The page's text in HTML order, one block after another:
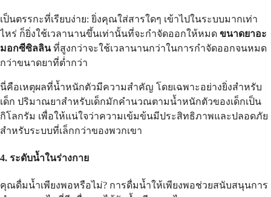
เป็นตรรกะที่เรียบง่าย: ยิ่งคุณใส่สารใดๆ เข้าไปในระบบมากเท่า
ไหร่ ก็ยิ่งใช้เวลานานขึ้นเท่านั้นที่จะกำจัดออกให้หมด ขนาดยาอะ
มอกซีซิลลินที่สูงกว่าจะใช้เวลานานกว่าในการกำจัดออกจนหมด
กว่าขนาดยาที่ต่ำกว่า
นี่คือเหตุผลที่น้ำหนักตัวมีความสำคัญ โดยเฉพาะอย่างยิ่งสำหรับ
เด็ก ปริมาณยาสำหรับเด็กมักคำนวณตามน้ำหนักตัวของเด็กเป็น
กิโลกรัม เพื่อให้แน่ใจว่าความเข้มข้นมีประสิทธิภาพและปลอดภัย
สำหรับระบบที่เล็กกว่าของพวกเขา
4. ระดับน้ำในร่างกาย
คุณดื่มน้ำเพียงพอหรือไม่? การดื่มน้ำให้เพียงพอช่วยสนับสนุนการ